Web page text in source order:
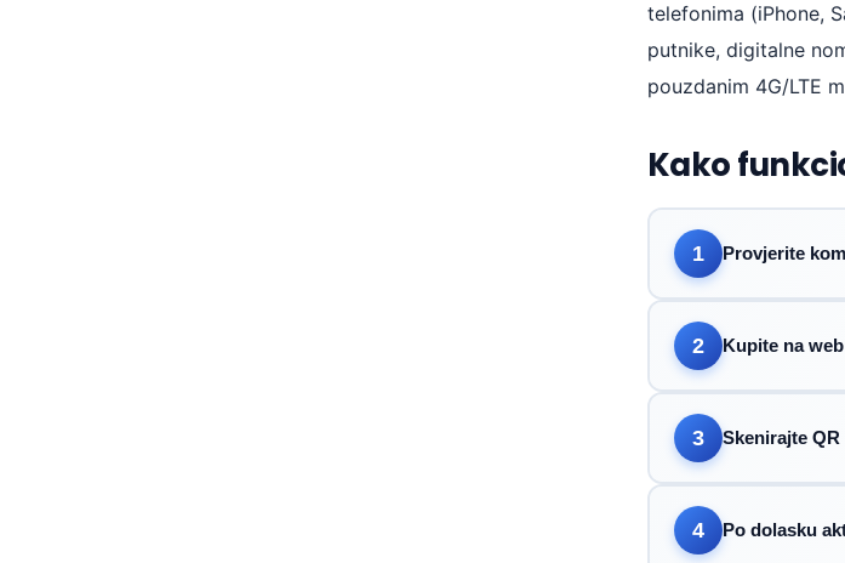
telefonima (iPhone,
putnike, digitalne
pouzdanim 4G/LTE
Kako
1 Provjerite
2 Kupite na
3 Skenirajte QR
4 Po dolasku